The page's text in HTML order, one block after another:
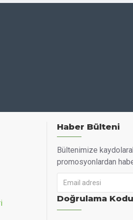
6 ila 12 ayda bir değiştirilmesi
bir işlemdir. Cihazınızın kullanım
almalısınız.
veya uyumsuz filtreler, cihazın
kalmasına neden olabilir.
zorlanmasına ve oksijen
Haber Bülteni
Bültenimize
promosyonlardan
Doğrulama Kodu